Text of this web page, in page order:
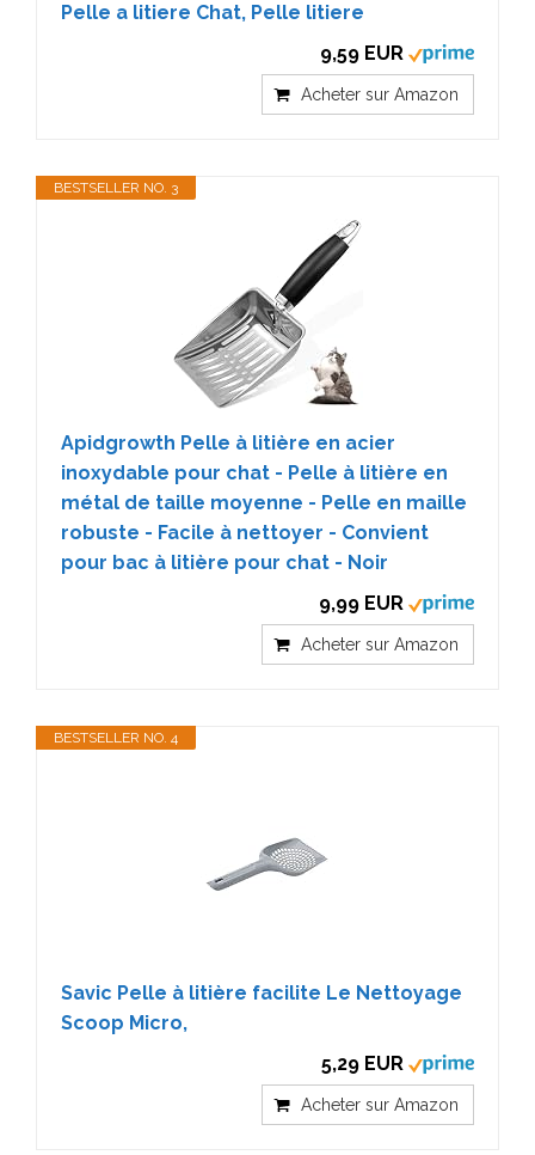
Pelle a litiere Chat, Pelle litiere
9,59 EUR
Acheter sur Amazon
BESTSELLER NO. 3
Apidgrowth Pelle à litière en acier
inoxydable pour chat - Pelle à litière en
métal de taille moyenne - Pelle en maille
robuste - Facile à nettoyer - Convient
pour bac à litière pour chat - Noir
9,99 EUR
Acheter sur Amazon
BESTSELLER NO. 4
Savic Pelle à litière facilite Le Nettoyage
Scoop Micro,
5,29 EUR
Acheter sur Amazon